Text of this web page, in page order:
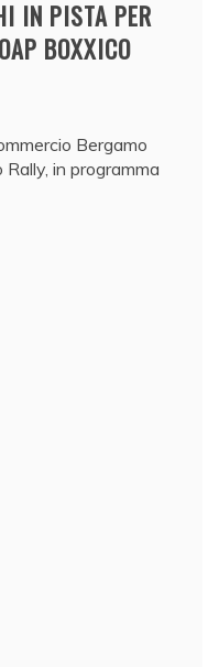
IN PISTA PER
BOXXICO
Bergamo
in programma